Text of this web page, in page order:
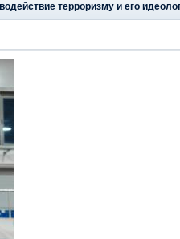
терроризму и его